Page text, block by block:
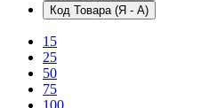
Код Товара (Я - А)
15
25
50
75